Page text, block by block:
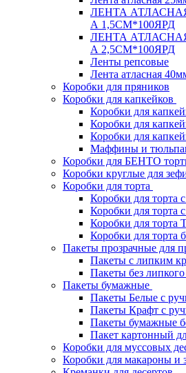
ЛЕНТА
А 1,5СМ*100ЯРД
ЛЕНТА
А 2,5СМ*100ЯРД
Ленты репсовые
Лента атласная
Коробки для пряников
Коробки для капкейков
Коробки для
Коробки для
Коробки для
Маффины и
Коробки для БЕНТО
Коробки круглые для
Коробки для торта
Коробки для торта
Коробки для торта
Коробки для торта
Коробки для торта
Пакеты прозрачные для
Пакеты с липким
Пакеты без липкого
Пакеты бумажные
Пакеты Белые с
Пакеты Крафт с
Пакеты бумажные
Пакет картонный
Коробки для муссовых
Коробки для макароны и